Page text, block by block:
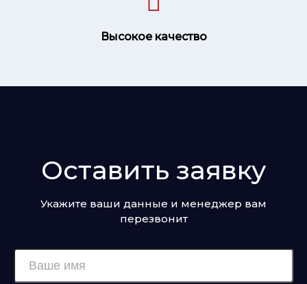
Высокое качество
Оставить заявку
Укажите ваши данные и менеджер вам
перезвонит